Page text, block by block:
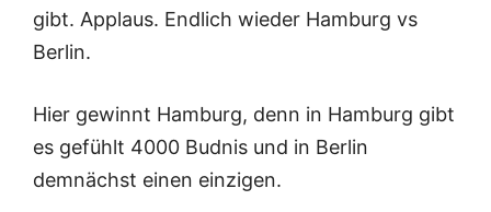
gibt. Applaus. Endlich wieder Hamburg vs
Berlin.
Hier gewinnt Hamburg, denn in Hamburg gibt
es gefühlt 4000 Budnis und in Berlin
demnächst einen einzigen.